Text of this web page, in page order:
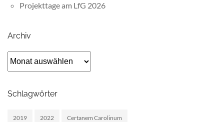
Projekttage am LfG 2026
Archiv
Archiv
Schlagwörter
2019 2022 Certanem Carolinum